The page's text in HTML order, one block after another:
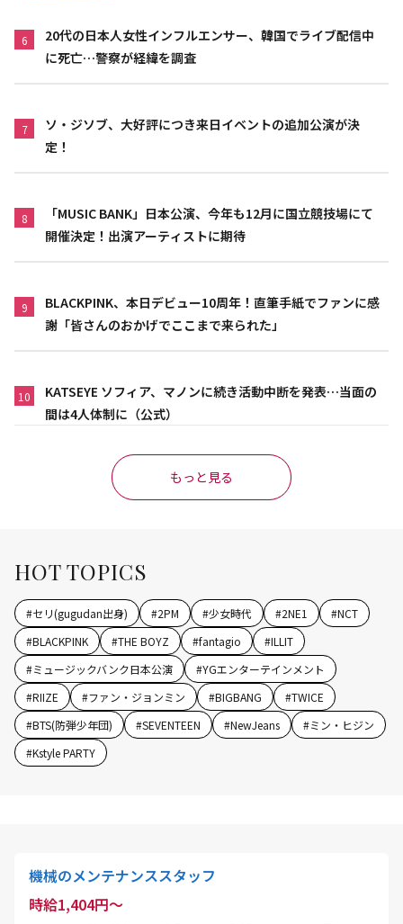
6
20代の日本人女性インフルエンサー、韓国でライブ配信中
に死亡…警察が経緯を調査
7
ソ・ジソブ、大好評につき来日イベントの追加公演が決
定！
8
「MUSIC BANK」日本公演、今年も12月に国立競技場にて
開催決定！出演アーティストに期待
9
BLACKPINK、本日デビュー10周年！直筆手紙でファンに感
謝「皆さんのおかげでここまで来られた」
10
KATSEYE ソフィア、マノンに続き活動中断を発表…当面の
間は4人体制に（公式）
もっと見る
HOT TOPICS
#セリ(gugudan出身) #2PM #少女時代 #2NE1 #NCT
#BLACKPINK #THE BOYZ #fantagio #ILLIT
#ミュージックバンク日本公演 #YGエンターテインメント
#RIIZE #ファン・ジョンミン #BIGBANG #TWICE
#BTS(防弾少年団) #SEVENTEEN #NewJeans #ミン・ヒジン
#Kstyle PARTY
機械のメンテナンススタッフ
時給1,404円～